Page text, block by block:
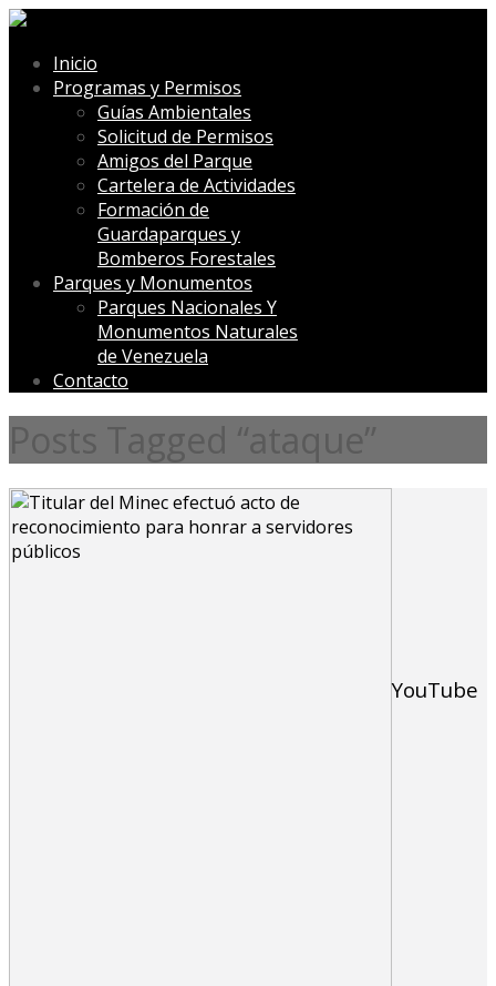
Inicio
Programas y Permisos
Guías Ambientales
Solicitud de Permisos
Amigos del Parque
Cartelera de Actividades
Formación de
Guardaparques y
Bomberos Forestales
Parques y Monumentos
Parques Nacionales Y
Monumentos Naturales
de Venezuela
Contacto
Posts Tagged “ataque”
YouTube